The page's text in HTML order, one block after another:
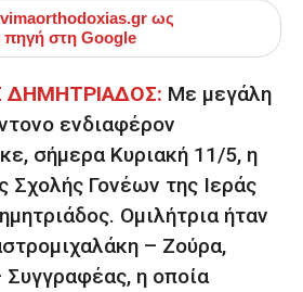
vimaorthodoxias.gr ως
πηγή στη Google
ΔΗΜΗΤΡΙΑΔΟΣ: Με μεγάλη
ενδιαφέρον
σήμερα Κυριακή 11/5, η
Σχολής Γονέων της Ιεράς
Ομιλήτρια ήταν
– Ζούρα,
Συγγραφέας, η οποία